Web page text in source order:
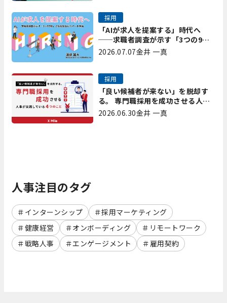
「AIが求人を提案する」時代へ
──求職者調査が示す「3つの9
割」と、採用担当が今すべき準備
採用
2026.07.07金井 一真
「良い候補者が来ない」を脱却す
る。 専門職採用を成功させる人事
が実践している4つのこと
採用
2026.06.30金井 一真
人事注目のタグ
インターンシップ
採用マーケティング
健康経営
オンボーディング
リモートワーク
戦略人事
エンゲージメント 雇用契約